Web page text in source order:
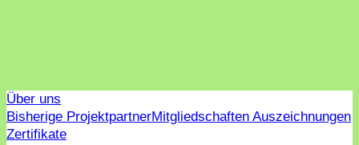
Über uns
Bisherige ProjektpartnerMitgliedschaften Auszeichnungen
Zertifikate